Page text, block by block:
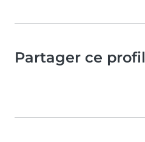
Partager ce profil